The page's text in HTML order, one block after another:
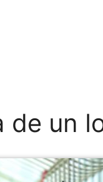
de un